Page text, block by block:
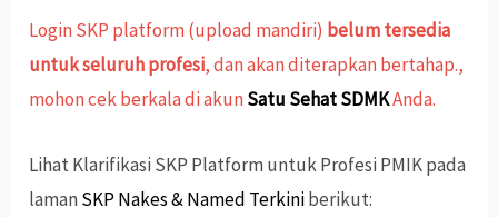
Login SKP platform (upload mandiri) belum tersedia
untuk seluruh profesi, dan akan diterapkan bertahap.,
mohon cek berkala di akunSatu Sehat SDMKAnda.
Lihat Klarifikasi SKP Platform untuk Profesi PMIK pada
laman SKP Nakes & Named Terkiniberikut: